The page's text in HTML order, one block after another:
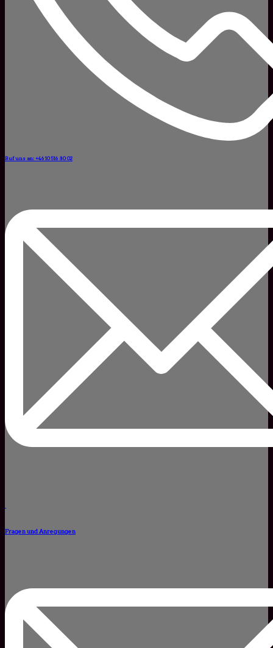
Ruf uns an: +46 10 516 80 02
Fragen und Anregungen